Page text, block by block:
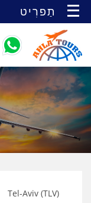
תַפרִיט
Tel-Aviv (TLV)